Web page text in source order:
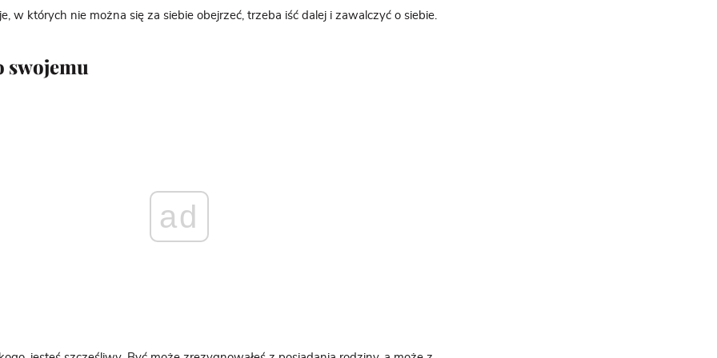
w których nie można się za siebie obejrzeć, trzeba iść dalej i zawalczyć o siebie.
swojemu
ad